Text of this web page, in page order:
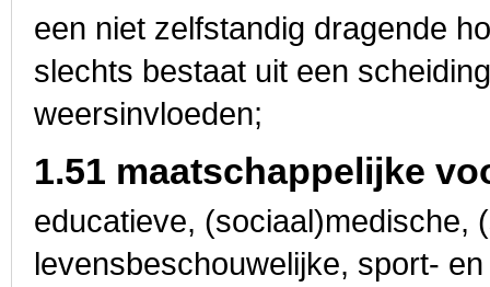
een niet zelfstandig dragende
slechts bestaat uit een
weersinvloeden;
1.51 maatschappelijke
educatieve, (sociaal)medische,
levensbeschouwelijke, sport-